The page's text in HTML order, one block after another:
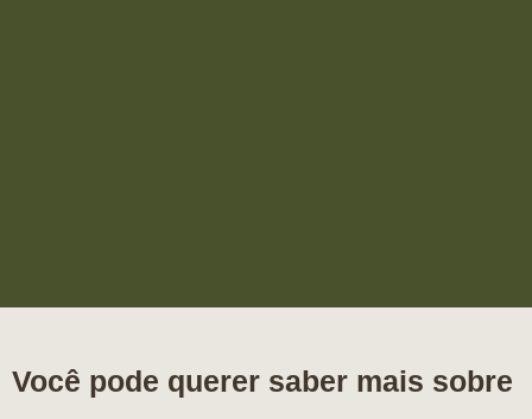
Você pode querer saber mais sobre